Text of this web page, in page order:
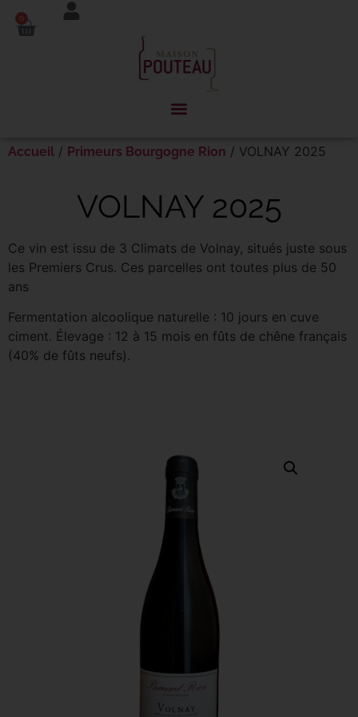
0
Accueil / Primeurs Bourgogne Rion / VOLNAY 2025
VOLNAY 2025
Ce vin est issu de 3 Climats de Volnay, situés juste sous
les Premiers Crus. Ces parcelles ont toutes plus de 50
ans
Fermentation alcoolique naturelle : 10 jours en cuve
ciment. Élevage : 12 à 15 mois en fûts de chêne français
(40% de fûts neufs).
Panneau de gestion des cookies